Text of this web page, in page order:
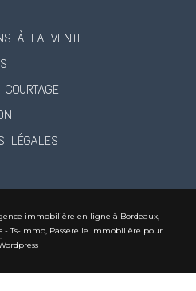
À LA VENTE
LÉGALES
immobilière en ligne à Bordeaux,
-Ts-Immo, Passerelle Immobilière pour